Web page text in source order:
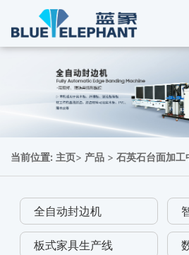
当前位置: 主页> 产品 > 石英石台面加工
全自动封边机
板式家具生产线